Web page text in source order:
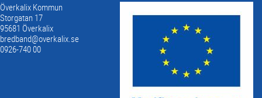
Överkalix Kommun
Storgatan 17
95681 Överkalix
bredband@overkalix.se
0926-740 00